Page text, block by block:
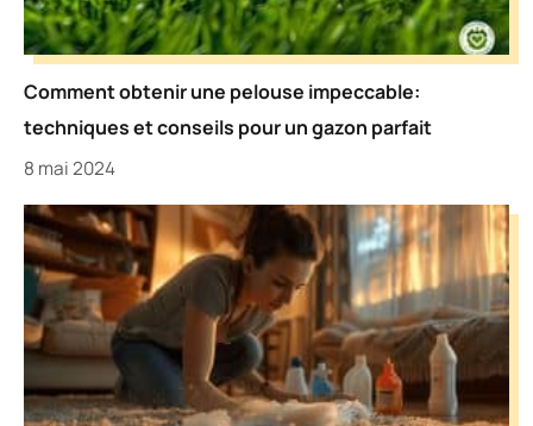
Comment obtenir une pelouse impeccable:
techniques et conseils pour un gazon parfait
8 mai 2024